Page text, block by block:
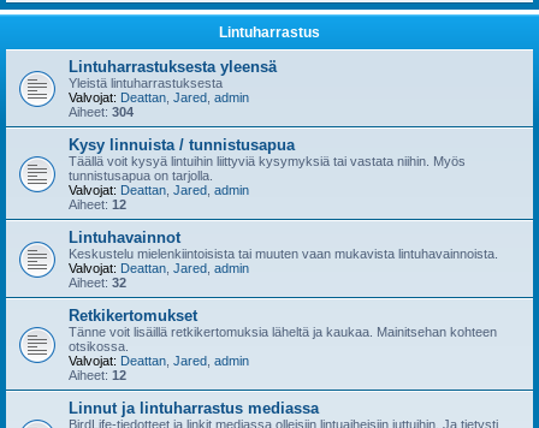
Lintuharrastus
Lintuharrastuksesta yleensä
Yleistä lintuharrastuksesta
Valvojat: Deattan Jared admin
Aiheet: 304
Kysy linnuista / tunnistusapua
Täällä voit kysyä lintuihin liittyviä kysymyksiä tai vastata niihin. Myös
tunnistusapua on tarjolla.
Valvojat: Deattan Jared admin
Aiheet: 12
Lintuhavainnot
Keskustelu mielenkiintoisista tai muuten vaan mukavista lintuhavainnoista.
Valvojat: Deattan Jared admin
Aiheet: 32
Retkikertomukset
Tänne voit lisäillä retkikertomuksia läheltä ja kaukaa. Mainitsehan kohteen
otsikossa.
Valvojat: Deattan Jared admin
Aiheet: 12
Linnut ja lintuharrastus mediassa
BirdLife-tiedotteet ja linkit mediassa olleisiin lintuaiheisiin juttuihin. Ja tietysti